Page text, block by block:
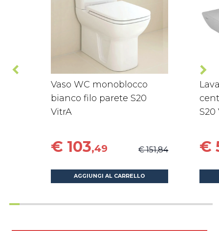
Vaso WC monoblocco
bianco filo parete S20
VitrA
€ 103,49 € 151,84
AGGIUNGI AL CARRELLO
S20
€